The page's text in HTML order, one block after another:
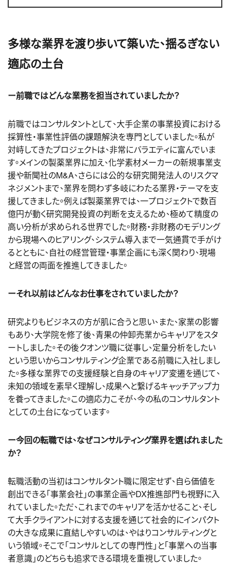
多様な業界を渡り歩いて築いた、揺るぎない
適応の土台
ー前職ではどんな業務を担当されていましたか？
前職ではコンサルタントとして、大手企業の事業投資における
採算性・事業性評価の課題解決を専門としていました。私が
対峙してきたプロジェクトは、非常にバラエティに富んでいま
す。メインの製薬業界に加え、化学素材メーカーの新規事業支
援や新聞社のM&A、さらには公的な研究開発法人のリスクマ
ネジメントまで、業界を問わず多岐にわたる業界・テーマを支
援してきました。例えば製薬業界では、一プロジェクトで数百
億円が動く研究開発投資の判断を支えるため、極めて精度の
高い分析が求められる世界でした。財務・非財務のモデリング
から現場へのヒアリング、システム導入まで一気通貫で手がけ
るとともに、自社の経営管理・事業企画にも深く関わり、現場
と経営の両面を推進してきました。
ーそれ以前はどんなお仕事をされていましたか？
研究よりもビジネスの方が肌に合うと思い、また、家業の影響
もあり、大学院を修了後、青果の仲卸売業からキャリアをスタ
ートしました。その後クオンツ職に従事し、定量分析をしたい
という思いからコンサルティング企業である前職に入社しまし
た。多様な業界での支援経験と自身のキャリア変遷を通じて、
未知の領域を素早く理解し、成果へと繋げるキャッチアップ力
を養ってきました。この適応力こそが、今の私のコンサルタント
としての土台になっています。
ー今回の転職では、なぜコンサルティング業界を選ばれました
か？
転職活動の当初はコンサルタント職に限定せず、自ら価値を
創出できる「事業会社」の事業企画やDX推進部門も視野に入
れていました。ただ、これまでのキャリアを活かせること、そし
て大手クライアントに対する支援を通じて社会的にインパクト
の大きな成果に直結しやすいのは、やはりコンサルティングと
いう領域。そこで「コンサルとしての専門性」と「事業への当事
者意識」のどちらも追求できる環境を重視していました。